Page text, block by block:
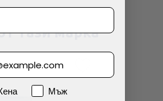
тази марка
Мъж